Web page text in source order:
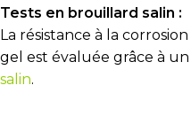
Tests en brouillard salin :
La résistance à la
gel est évaluée grâce à
salin.